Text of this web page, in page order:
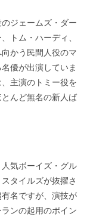
ジェームズ・ダー
トム・ハーディ、
かう民間人役のマ
優が出演していま
主演のトミー役を
んど無名の新人ば
気ボーイズ・グル
タイルズが抜擢さ
名ですが、演技が
ンの起用のポイン